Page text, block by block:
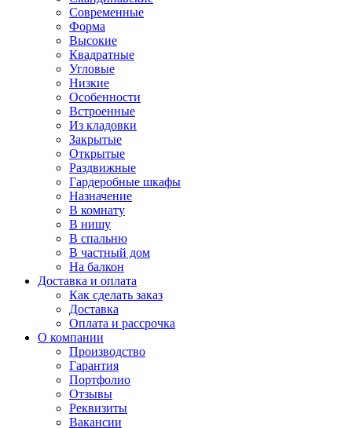
Современные
Форма
Высокие
Квадратные
Угловые
Низкие
Особенности
Встроенные
Из кладовки
Закрытые
Открытые
Раздвижные
Гардеробные шкафы
Назначение
В комнату
В нишу
В спальню
В частный дом
На балкон
Доставка и оплата
Как сделать заказ
Доставка
Оплата и рассрочка
О компании
Производство
Гарантия
Портфолио
Отзывы
Реквизиты
Вакансии